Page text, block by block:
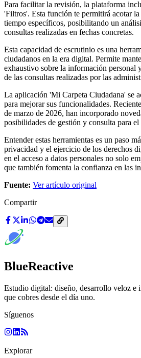
Para facilitar la revisión, la plataforma
'Filtros'. Esta función te permitirá acotar
tiempo específicos, posibilitando un
consultas realizadas en fechas concretas.
Esta capacidad de escrutinio es una
ciudadanos en la era digital. Permite
exhaustivo sobre la información personal
de las consultas realizadas por las
La aplicación 'Mi Carpeta Ciudadana' se
para mejorar sus funcionalidades.
de marzo de 2026, han incorporado
posibilidades de gestión y consulta para el
Entender estas herramientas es un paso
privacidad y el ejercicio de los derechos
en el acceso a datos personales no solo
que también fomenta la confianza en las
Fuente: Ver artículo original
Compartir
BlueReactive
Estudio digital: diseño, desarrollo veloz e
que cobres desde el día uno.
Síguenos
Explorar